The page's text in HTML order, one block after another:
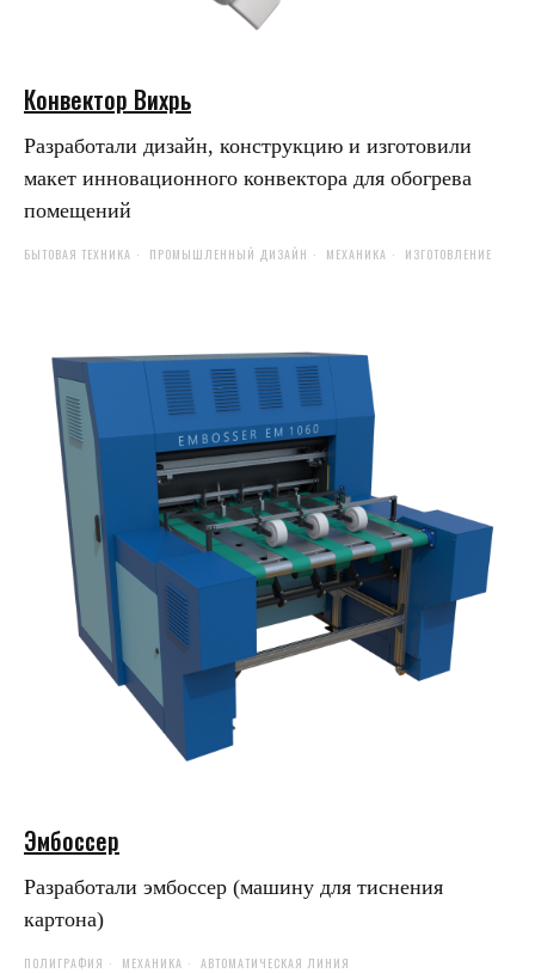
Конвектор Вихрь
Разработали дизайн, конструкцию и изготовили
макет инновационного конвектора для обогрева
помещений
БЫТОВАЯ ТЕХНИКА ПРОМЫШЛЕННЫЙ ДИЗАЙН МЕХАНИКА ИЗГОТОВЛЕНИЕ
Эмбоссер
Разработали эмбоссер (машину для тиснения
картона)
ПОЛИГРАФИЯ МЕХАНИКА АВТОМАТИЧЕСКАЯ ЛИНИЯ